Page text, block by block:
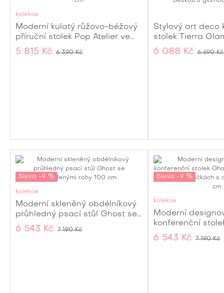
kolekce
Moderní kulatý růžovo-béžový
příruční stolek Pop Atelier ve
tvaru kornoutu se stékající
5 815 Kč 6 390 Kč
Stylový art deco
stolek Tierra
s mořským
6 088 Kč 6 690 Kč
Sleva -9 %
kolekce
Moderní skleněný obdélníkový
průhledný psací stůl Ghost se
zaoblenými rohy 100 cm
6 543 Kč 7 190 Kč
Sleva -9 %
kolekce
Moderní
konferenční
obdélníkovém
6 543 Kč 7 190 Kč